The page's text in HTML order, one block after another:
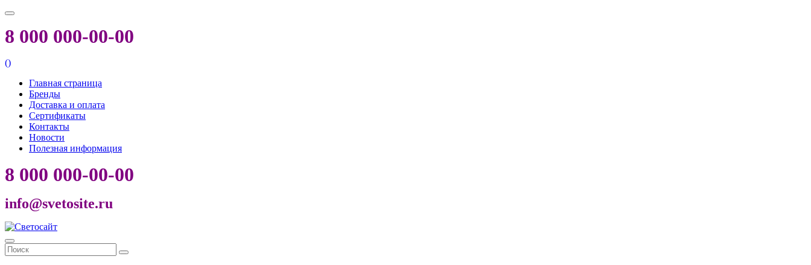
8 000 000-00-00
()
Главная страница
Бренды
Доставка и оплата
Сертификаты
Контакты
Новости
Полезная информация
8 000 000-00-00
info@svetosite.ru